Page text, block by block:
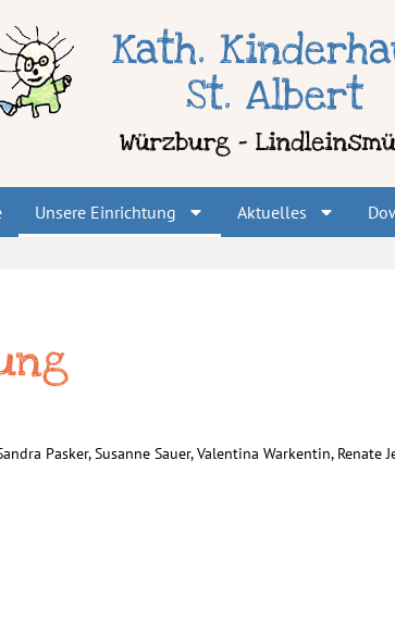
Unsere Einrichtung Aktuelles
Pasker, Susanne Sauer, Valentina Warkentin,